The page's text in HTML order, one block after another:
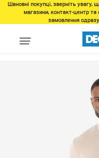
Шановні покупці, зверніть увагу,
магазини, контакт-центр
замовлення
Регіон Мужчинам в